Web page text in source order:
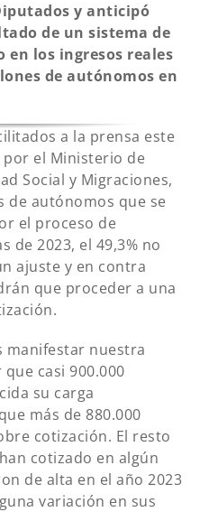
y anticipó
de un sistema de
en los ingresos reales
de autónomos en
a la prensa este
el Ministerio de
Social y Migraciones,
de autónomos que se
el proceso de
de 2023, el 49,3% no
ajuste y en contra
que proceder a una
manifestar nuestra
casi 900.000
su carga
más de 880.000
cotización. El resto
cotizado en algún
de alta en el año 2023
variación en sus